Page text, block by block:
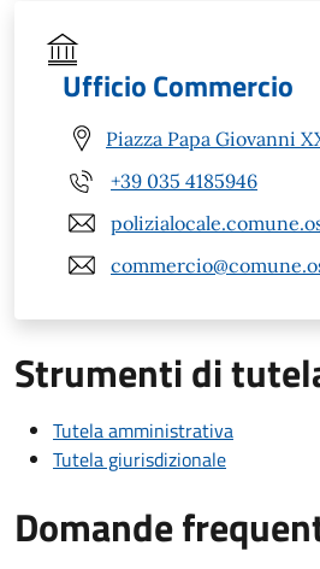
Ufficio Commercio
Piazza Papa Giovanni
+39 035 4185946
Strumenti di
Tutela amministrativa
Tutela giurisdizionale
Domande